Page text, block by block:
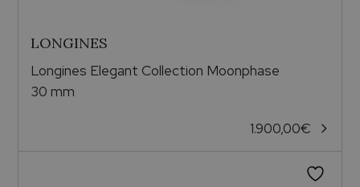
LONGINES
Longines Elegant Collection Moonphase
30 mm
1.900,00€